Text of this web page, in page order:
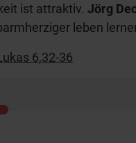
ist attraktiv.Jörg
leben
6,32-36